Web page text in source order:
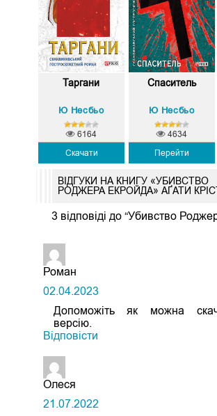
Таргани
Ю Несбьо
Скачати
6164
Спаситель
Ю Несбьо
Перейти
4634
ВІДГУКИ НА КНИГУ «УБИВСТВО
РОДЖЕРА ЕКРОЙДА» АҐАТИ
3 відповіді до “Убивство
Роман
02.04.2023
Допоможіть як можна
версію.
Відповіcти
Олеся
21.07.2022